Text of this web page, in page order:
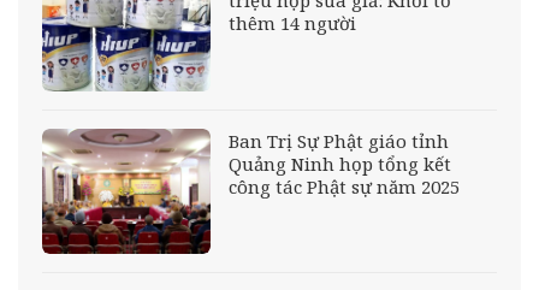
thêm 14 người
Ban Trị Sự Phật giáo tỉnh
Quảng Ninh họp tổng kết
công tác Phật sự năm 2025